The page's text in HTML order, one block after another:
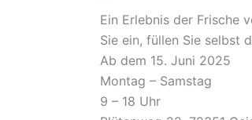
Ein Erlebnis der Frische
Sie ein, füllen Sie selbst
Ab dem 15. Juni 2025
Montag – Samstag
9 – 18 Uhr